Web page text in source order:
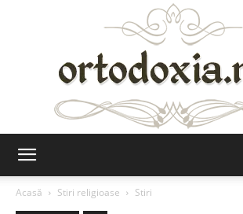
Acasă
Stiri religioase Stiri